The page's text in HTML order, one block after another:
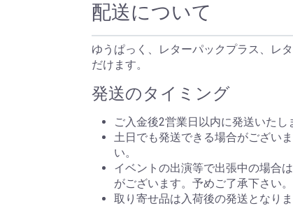
配送について
ゆうぱっく、レターパックプラス、レ
だけます。
発送のタイミング
ご入金後2営業日以内に発送いたし
土日でも発送できる場合がござい
い。
イベントの出演等で出張中の場合
がございます。予めご了承下さい。
取り寄せ品は入荷後の発送となりま